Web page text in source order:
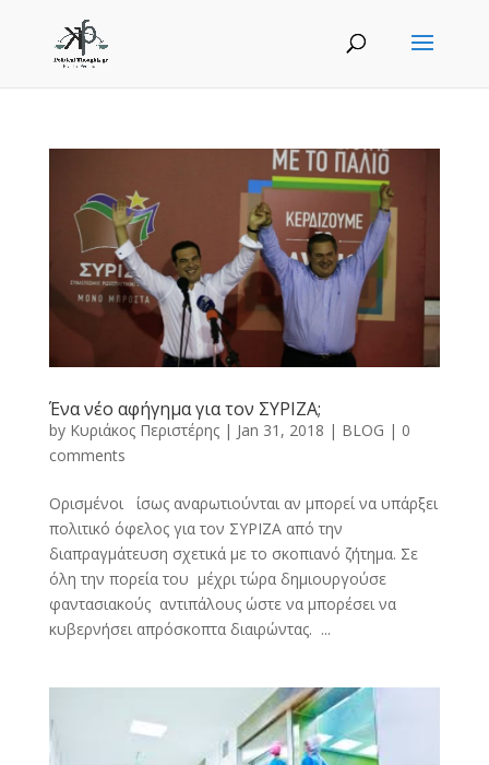
Ένα νέο αφήγημα για τον ΣΥΡΙΖΑ;
by Κυριάκος Περιστέρης| Jan 31, 2018 | BLOG | 0
comments
Oρισμένοι ίσως αναρωτιούνται αν μπορεί να υπάρξει
πολιτικό όφελος για τον ΣΥΡΙΖΑ από την
διαπραγμάτευση σχετικά με το σκοπιανό ζήτημα. Σε
όλη την πορεία του μέχρι τώρα δημιουργούσε
φαντασιακούς αντιπάλους ώστε να μπορέσει να
κυβερνήσει απρόσκοπτα διαιρώντας. ...